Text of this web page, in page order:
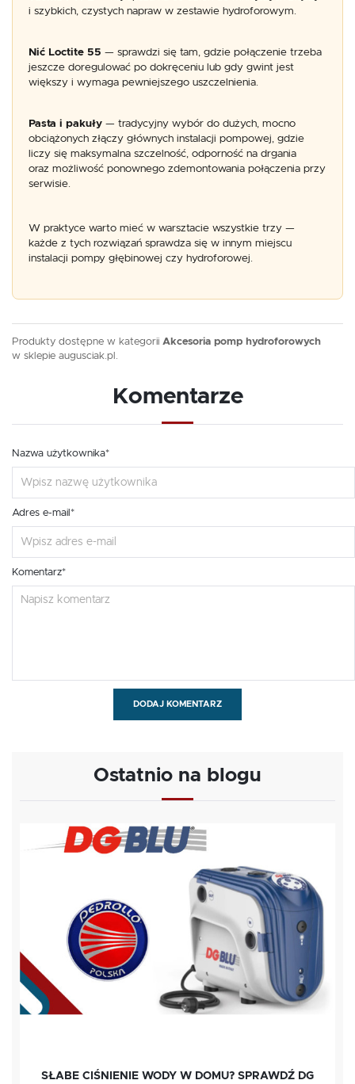
i szybkich, czystych napraw w zestawie hydroforowym.
Nić Loctite 55 — sprawdzi się tam, gdzie połączenie trzeba
jeszcze doregulować po dokręceniu lub gdy gwint jest
większy i wymaga pewniejszego uszczelnienia.
Pasta i pakuły — tradycyjny wybór do dużych, mocno
obciążonych złączy głównych instalacji pompowej, gdzie
liczy się maksymalna szczelność, odporność na drgania
oraz możliwość ponownego zdemontowania połączenia przy
serwisie.
W praktyce warto mieć w warsztacie wszystkie trzy —
każde z tych rozwiązań sprawdza się w innym miejscu
instalacji pompy głębinowej czy hydroforowej.
Produkty dostępne w kategorii Akcesoria pomp hydroforowych
w sklepie augusciak.pl.
Komentarze
Nazwa użytkownika*
Adres e-mail*
Komentarz*
DODAJ KOMENTARZ
Ostatnio na blogu
SŁABE CIŚNIENIE WODY W DOMU? SPRAWDŹ DG